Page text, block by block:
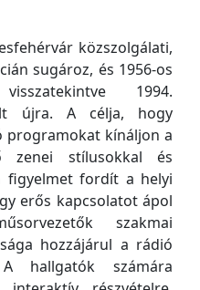
közszolgálati,
sugároz, és 1956-os
1994.
újra. A célja, hogy
programokat kínáljon a
zenei stílusokkal és
figyelmet fordít a helyi
erős kapcsolatot ápol
szakmai
hozzájárul a rádió
hallgatók számára